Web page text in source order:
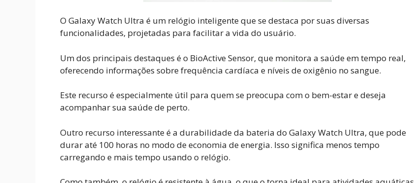
O Galaxy Watch Ultra é um relógio inteligente que se destaca por suas diversas
funcionalidades, projetadas para facilitar a vida do usuário.
Um dos principais destaques é o BioActive Sensor, que monitora a saúde em tempo real,
oferecendo informações sobre frequência cardíaca e níveis de oxigênio no sangue.
Este recurso é especialmente útil para quem se preocupa com o bem-estar e deseja
acompanhar sua saúde de perto.
Outro recurso interessante é a durabilidade da bateria do Galaxy Watch Ultra, que pode
durar até 100 horas no modo de economia de energia. Isso significa menos tempo
carregando e mais tempo usando o relógio.